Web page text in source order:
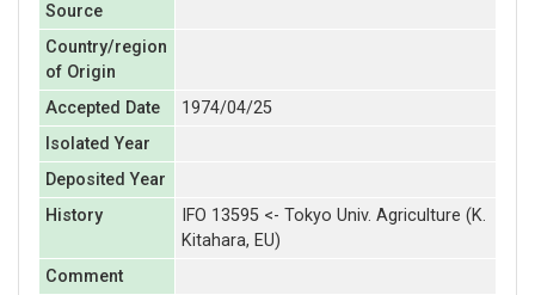
Source
Country/region
of Origin
Accepted Date
1974/04/25
Isolated Year
Deposited Year
History
IFO 13595 <- Tokyo Univ. Agriculture (K.
Kitahara, EU)
Comment